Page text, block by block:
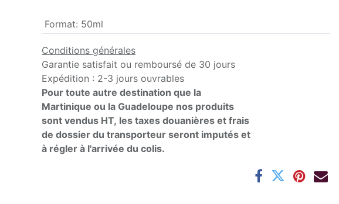
Format: 50ml
Conditions générales
Garantie satisfait ou remboursé de 30 jours
Expédition : 2-3 jours ouvrables
Pour toute autre destination que la
Martinique ou la Guadeloupe nos produits
sont vendus HT, les taxes douanières et frais
de dossier du transporteur seront imputés et
à régler à l'arrivée du colis.